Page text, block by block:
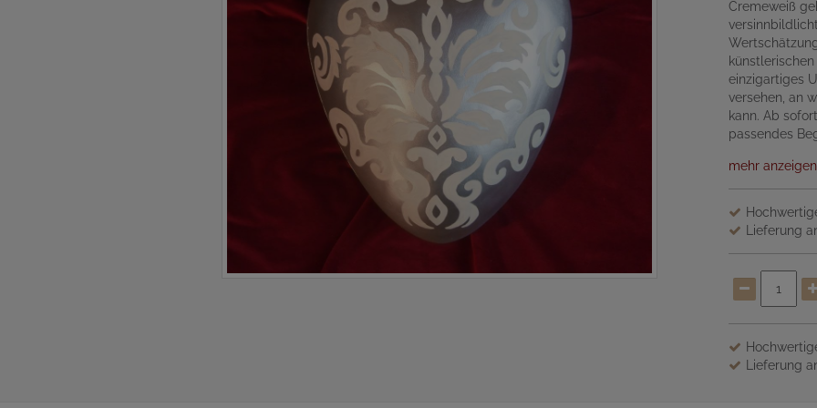
Cremeweiß
einzigartiges
versehen, an
kann. Ab
passendes
mehr anzeigen
Lieferung
Lieferung